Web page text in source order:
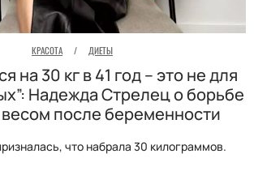
КРАСОТА / ДИЕТЫ
на 30 кг в 41 год – это не для
Надежда Стрелец о борьбе
после беременности
что набрала 30 килограммов.